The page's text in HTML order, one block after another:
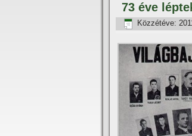
73 éve
Közzétéve: